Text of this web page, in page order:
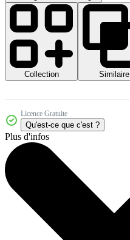
Collection
Similaire
Licence Gratuite
Qu'est-ce que c'est ?
Plus d'infos